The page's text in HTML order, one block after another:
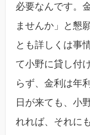
必要なんです。
ませんか」と懇
とも詳しくは事
て小野に貸し付
らず、金利は年
日が来ても、小
れれば、それに